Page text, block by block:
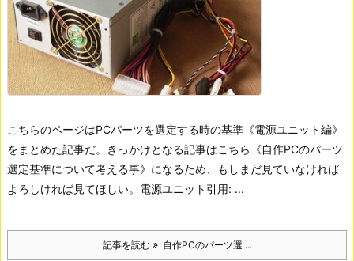
こちらのページはPCパーツを選定する時の基準《電源ユニット編》
をまとめた記事だ。きっかけとなる記事はこちら《自作PCのパーツ
選定基準について考える事》になるため、もしまだ見ていなければ
よろしければ見てほしい。 電源ユニット引用: ...
記事を読む 自作PCのパーツ選 ...